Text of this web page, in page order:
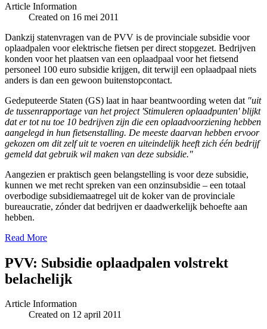
Article Information
Created on 16 mei 2011
Dankzij statenvragen van de PVV is de provinciale subsidie voor
oplaadpalen voor elektrische fietsen per direct stopgezet. Bedrijven
konden voor het plaatsen van een oplaadpaal voor het fietsend
personeel 100 euro subsidie krijgen, dit terwijl een oplaadpaal niets
anders is dan een gewoon buitenstopcontact.
Gedeputeerde Staten (GS) laat in haar beantwoording weten dat "uit
de tussenrapportage van het project 'Stimuleren oplaadpunten' blijkt
dat er tot nu toe 10 bedrijven zijn die een oplaadvoorziening hebben
aangelegd in hun fietsenstalling. De meeste daarvan hebben ervoor
gekozen om dit zelf uit te voeren en uiteindelijk heeft zich één bedrijf
gemeld dat gebruik wil maken van deze subsidie."
Aangezien er praktisch geen belangstelling is voor deze subsidie,
kunnen we met recht spreken van een onzinsubsidie – een totaal
overbodige subsidiemaatregel uit de koker van de provinciale
bureaucratie, zónder dat bedrijven er daadwerkelijk behoefte aan
hebben.
Read More
PVV: Subsidie oplaadpalen volstrekt
belachelijk
Article Information
Created on 12 april 2011